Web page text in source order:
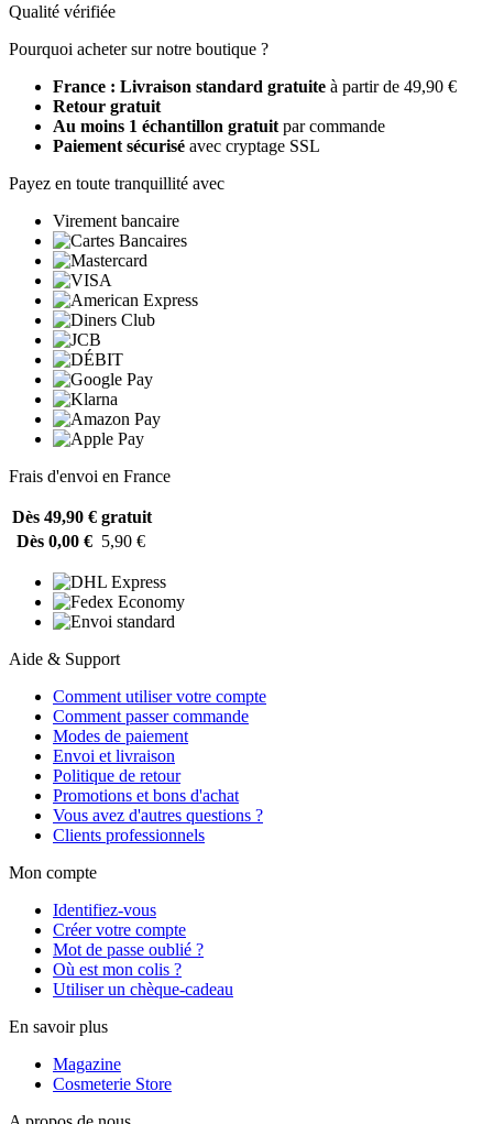
Qualité vérifiée
Pourquoi acheter sur notre boutique ?
France : Livraison standard gratuite à partir de 49,90 €
Retour gratuit
Au moins 1 échantillon gratuit par commande
Paiement sécurisé avec cryptage SSL
Payez en toute tranquillité avec
Virement bancaire
Frais d'envoi en France
Dès 49,90 € gratuit
Dès 0,00 € 5,90 €
Aide & Support
Comment utiliser votre compte
Comment passer commande
Modes de paiement
Envoi et livraison
Politique de retour
Promotions et bons d'achat
Vous avez d'autres questions ?
Clients professionnels
Mon compte
Identifiez-vous
Créer votre compte
Mot de passe oublié ?
Où est mon colis ?
Utiliser un chèque-cadeau
En savoir plus
Magazine
Cosmeterie Store